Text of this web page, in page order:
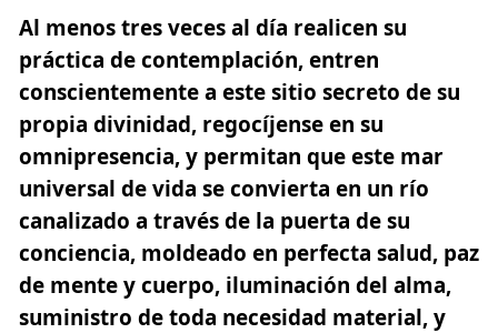
Al menos tres veces al día realicen su
práctica de contemplación, entren
conscientemente a este sitio secreto de su
propia divinidad, regocíjense en su
omnipresencia, y permitan que este mar
universal de vida se convierta en un río
canalizado a través de la puerta de su
conciencia, moldeado en perfecta salud, paz
de mente y cuerpo, iluminación del alma,
suministro de toda necesidad material, y